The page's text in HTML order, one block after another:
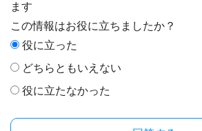
ます
この情報はお役に立ちましたか？
役に立った
どちらともいえない
役に立たなかった